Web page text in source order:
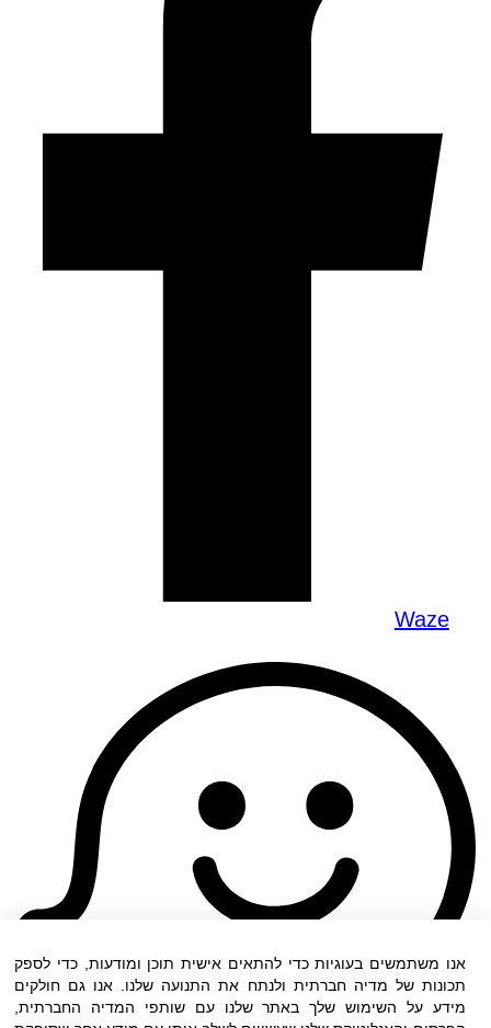
Waze
אנו משתמשים בעוגיות כדי להתאים אישית תוכן ומודעות, כדי לספק
תכונות של מדיה חברתית ולנתח את התנועה שלנו. אנו גם חולקים
מידע על השימוש שלך באתר שלנו עם שותפי המדיה החברתית,